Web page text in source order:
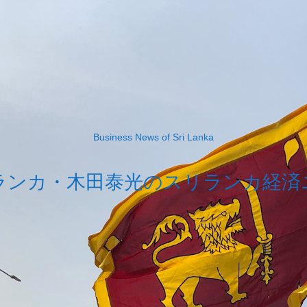
Business News of Sri Lanka
ンカ・木田泰光のスリランカ経済